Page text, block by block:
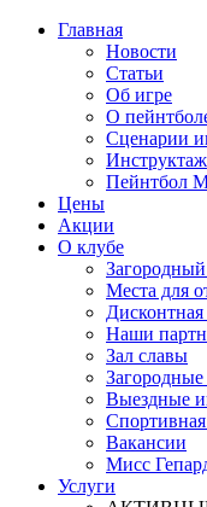
Главная
Новости
Статьи
Об игре
О
Сценарии
Инструктаж
Пейнтбол
Цены
Акции
О клубе
Места для
Наши
Зал славы
Загородные
Выездные
Вакансии
Мисс
Услуги